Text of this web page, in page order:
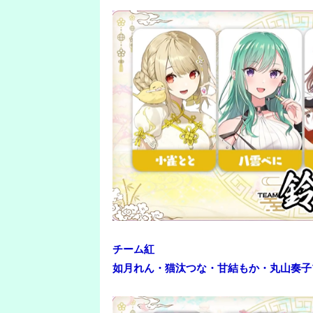
チーム紅
如月れん・猫汰つな・甘結もか・丸山奏